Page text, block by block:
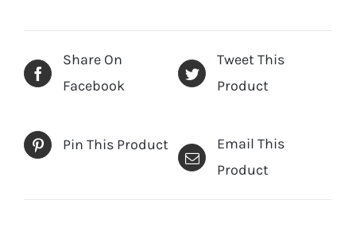
Share On
Facebook
Tweet This
Product
Pin This Product
Email This
Product